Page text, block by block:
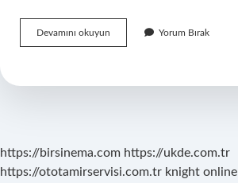
Devamını okuyun Barbunya
Ya
Mu
Yorum Bırak
https://birsinema.com https://ukde.com.tr
https://ototamirservisi.com.tr knight online